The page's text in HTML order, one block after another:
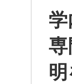
明